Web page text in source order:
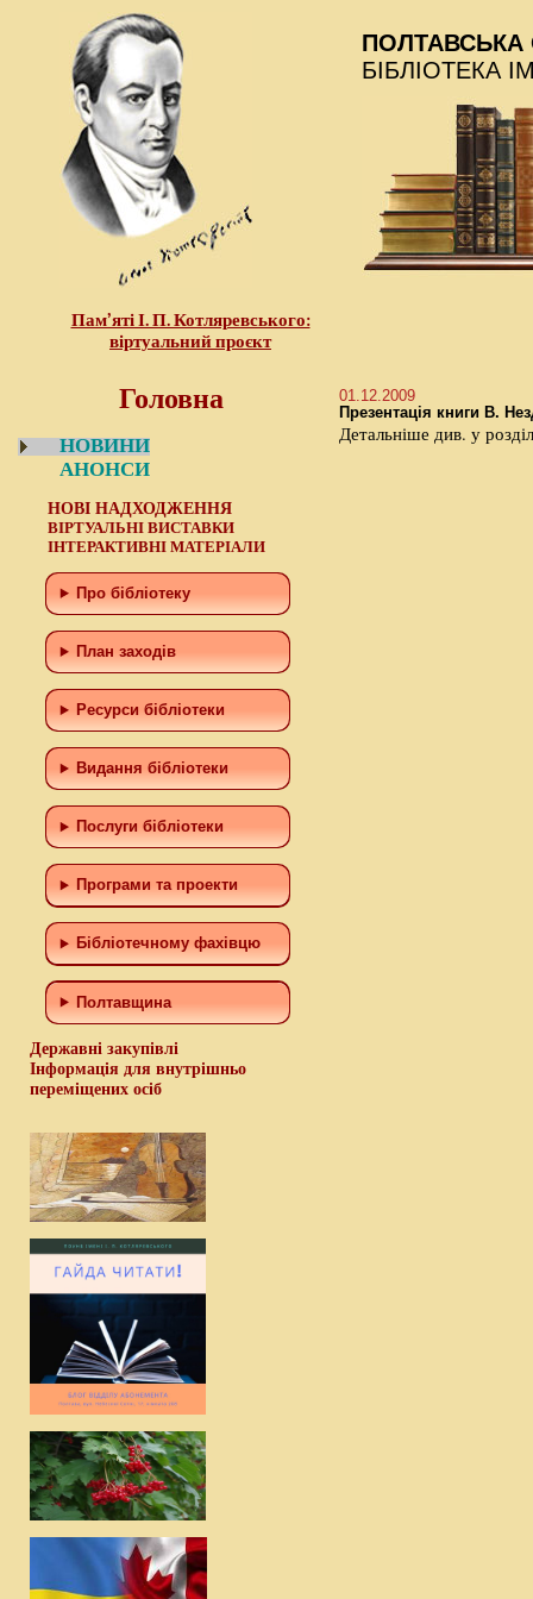
Пам’яті І. П. Котляревського:
віртуальний проєкт
ПОЛТАВСЬКА
БІБЛІОТЕКА
Головна
НОВИНИ
АНОНСИ
НОВІ НАДХОДЖЕННЯ
ВІРТУАЛЬНІ ВИСТАВКИ
ІНТЕРАКТИВНІ МАТЕРІАЛИ
Про бібліотеку
План заходів
Ресурси бібліотеки
Видання бібліотеки
Послуги бібліотеки
Програми та проекти
Бiблiотечному фахiвцю
Полтавщина
Державні закупівлі
Інформація для внутрішньо
переміщених осіб
01.12.2009
Презентація книги В.
Детальніше див. у